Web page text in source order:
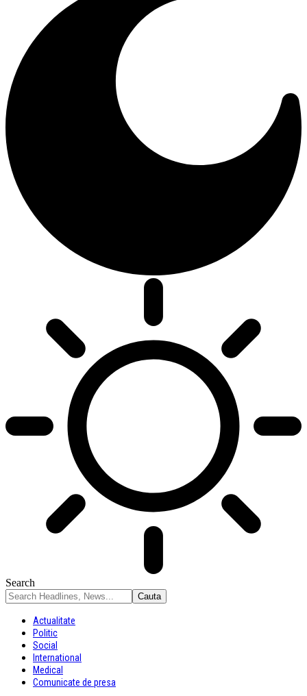
Search
Actualitate
Politic
Social
International
Medical
Comunicate de presa